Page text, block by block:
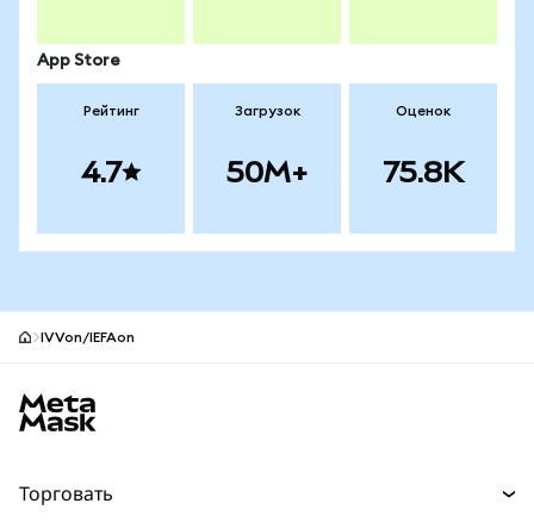
App Store
Рейтинг
4.7
Загрузок
50M+
Оценок
75.8K
IVVon/IEFAon
Торговать